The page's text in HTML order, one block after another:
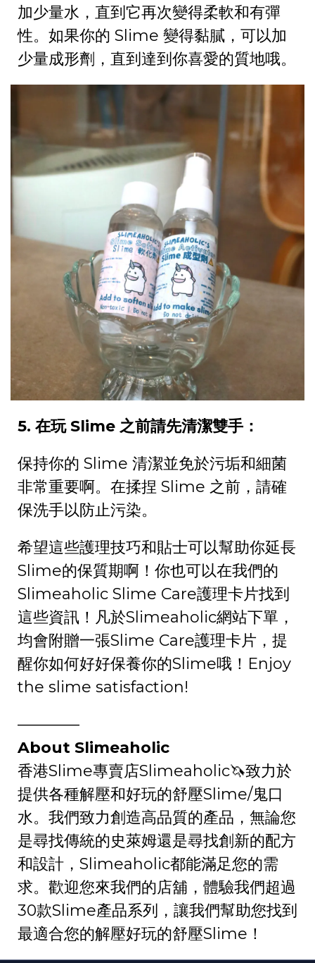
加少量水，直到它再次變得柔軟和有彈
性。如果你的 Slime 變得黏膩，可以加
少量成形劑，直到達到你喜愛的質地哦。
5. 在玩 Slime 之前請先清潔雙手：
保持你的 Slime 清潔並免於污垢和細菌
非常重要啊。在揉捏 Slime 之前，請確
保洗手以防止污染。
希望這些護理技巧和貼士可以幫助你延長
Slime的保質期啊！你也可以在我們的
Slimeaholic Slime Care護理卡片找到
這些資訊！凡於Slimeaholic網站下單，
均會附贈一張Slime Care護理卡片，提
醒你如何好好保養你的Slime哦！Enjoy
the slime satisfaction!
————
About Slimeaholic
香港Slime專賣店Slimeaholic🦄️致力於
提供各種解壓和好玩的舒壓Slime/鬼口
水。我們致力創造高品質的產品，無論您
是尋找傳統的史萊姆還是尋找創新的配方
和設計，Slimeaholic都能滿足您的需
求。歡迎您來我們的店舖，體驗我們超過
30款Slime產品系列，讓我們幫助您找到
最適合您的解壓好玩的舒壓Slime！